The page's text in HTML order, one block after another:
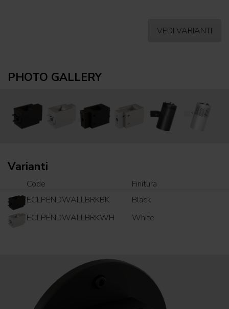
VEDI VARIANTI
PHOTO GALLERY
Varianti
Code
Finitura
ECLPENDWALLBRKBK
Black
ECLPENDWALLBRKWH
White